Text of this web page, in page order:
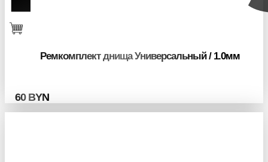
Ремкомплект днища Универсальный / 1.0мм
60 BYN